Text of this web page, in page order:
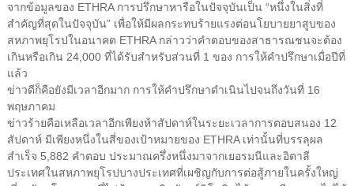
จากข้อมูลของ ETHRA การปรึกษาหารือในปัจจุบันเป็น “หนึ่งในสิ่งที่
สำคัญที่สุดในปัจจุบัน” เพื่อให้มีผลกระทบร้ายแรงต่อนโยบายยาสูบของ
สหภาพยุโรปในอนาคต ETHRA กล่าวว่าคำตอบของสาธารณชนจะต้อง
เกินหรือเกิน 24,000 ที่ได้รับสำหรับส่วนที่ 1 ของ การให้คำปรึกษาเมื่อปีที่
แล้ว
ข่าวดีก็คือยังมีเวลาอีกมาก การให้คำปรึกษาดำเนินไปจนถึงวันที่ 16
พฤษภาคม
ข่าวร้ายคือเหลือเวลาอีกเพียงห้าสัปดาห์ในระยะเวลาการตอบสนอง 12
สัปดาห์ มีเพียงหนึ่งในสี่ของเป้าหมายของ ETHRA เท่านั้นที่บรรลุผล
สำเร็จ 5,882 คำตอบ ประมาณครึ่งหนึ่งมาจากเยอรมนีและอิตาลี
ประเทศในสหภาพยุโรปบางประเทศที่เผชิญกับการต่อสู้ภายในครั้งใหญ่